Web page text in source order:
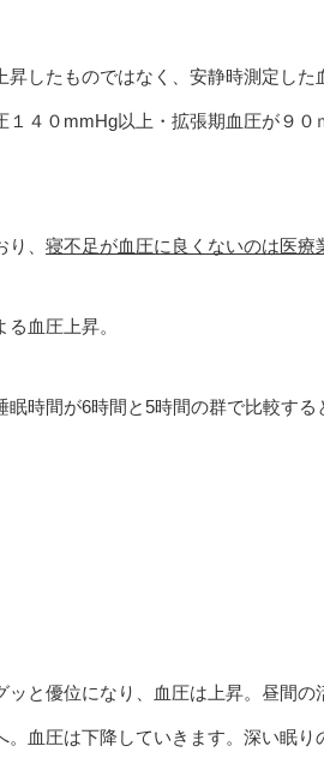
したものではなく、安静時測定し
４０mmHg以上・拡張期血圧が９０
、 寝不足が血圧に良くないのは医療
血圧上昇。
時間が6時間と5時間の群で比較する
と優位になり、血圧は上昇。昼間
血圧は下降していきます。深い眠